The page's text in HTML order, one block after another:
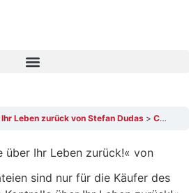
Leben zurück von Stefan Dudas CD 3: »Holen Sie die Kontrolle über Ihr Leben zurück!« von Stefan Dudas, AudioTrack 5
über Ihr Leben zurück!« von
sind nur für die Käufer des